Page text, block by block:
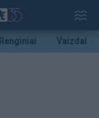
Renginiai Vaizdai